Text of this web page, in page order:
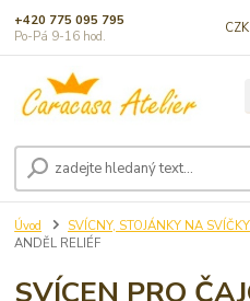
+420 775 095 795
Po-Pá 9-16 hod.
Úvod SVÍCNY, STOJÁNKY NA SVÍČKY
ANDĚL RELIÉF
SVÍCEN PRO